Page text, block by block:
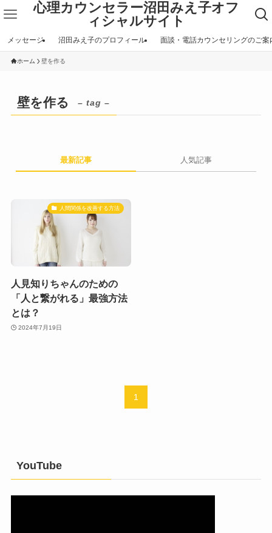
心理カウンセラー沼田みえ子オフ
ィシャルサイト
メッセージ 沼田みえ子のプロフィール 面談・電話カウンセリングのご案
ホーム 壁を作る
壁を作る – tag –
最新記事 人気記事
人間関係を改善する方法
人見知りちゃんのための
「人と繋がれる」最強方法
とは？
2024年7月19日
1
YouTube